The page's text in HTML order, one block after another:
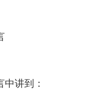
讲到：